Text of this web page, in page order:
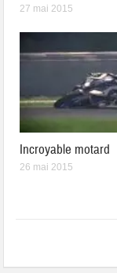
27 mai 2015
Incroyable motard
26 mai 2015